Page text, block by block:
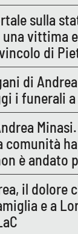
sulla
una vittima
di
di
i funerali a
comunità
è andato
il dolore
e a